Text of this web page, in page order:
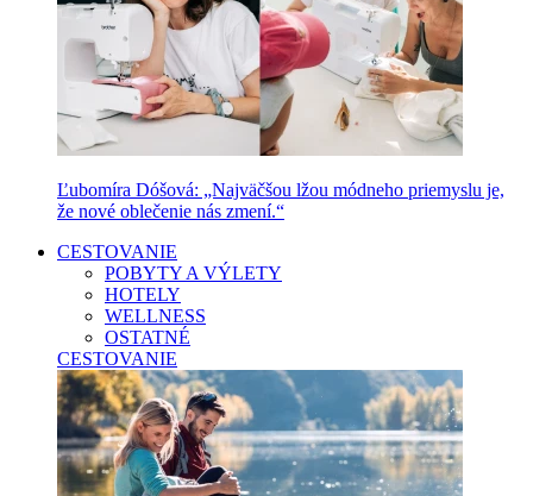
Ľubomíra Dóšová: „Najväčšou lžou módneho priemyslu je,
že nové oblečenie nás zmení.“
CESTOVANIE
POBYTY A VÝLETY
HOTELY
WELLNESS
OSTATNÉ
CESTOVANIE